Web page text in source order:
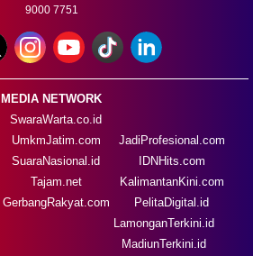
9000 7751
MEDIA NETWORK
SwaraWarta.co.id
UmkmJatim.com
SuaraNasional.id
Tajam.net
GerbangRakyat.com
JadiProfesional.com
IDNHits.com
KalimantanKini.com
PelitaDigital.id
LamonganTerkini.id
MadiunTerkini.id